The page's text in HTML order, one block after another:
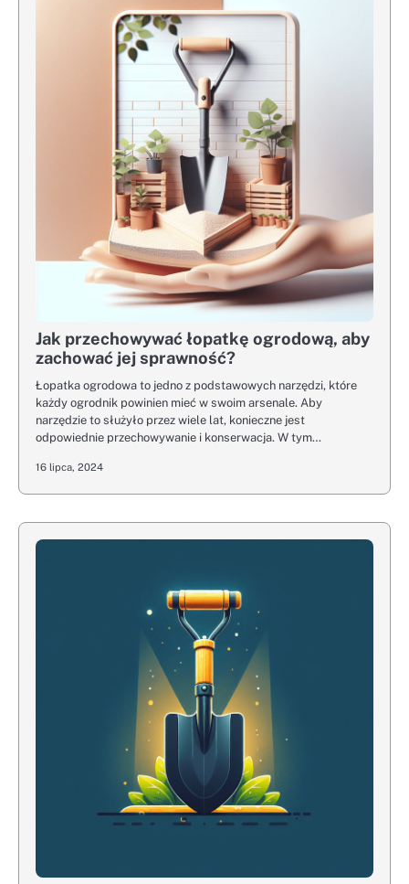
Jak przechowywać łopatkę ogrodową, aby
zachować jej sprawność?
Łopatka ogrodowa to jedno z podstawowych narzędzi, które
każdy ogrodnik powinien mieć w swoim arsenale. Aby
narzędzie to służyło przez wiele lat, konieczne jest
odpowiednie przechowywanie i konserwacja. W tym…
16 lipca, 2024